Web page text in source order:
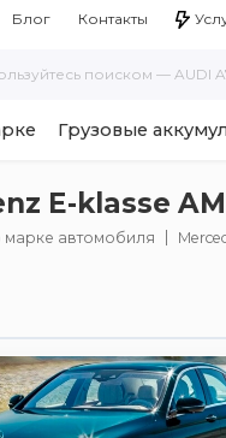
Блог Контакты
Грузовые
E-klasse
марке автомобиля